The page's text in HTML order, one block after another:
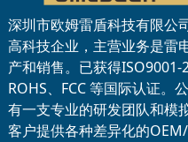
深圳市欧姆雷盾科技有限公
高科技企业，主营业务是雷
产和销售。已获得ISO9001-
ROHS、FCC 等国际认证。
有一支专业的研发团队和模
客户提供各种差异化的